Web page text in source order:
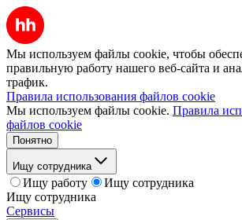
Мы используем файлы cookie, чтобы
правильную работу нашего веб-сайта и
трафик.
Правила использования файлов cookie
Мы используем файлы cookie. Правила
файлов cookie
Понятно
Ищу сотрудника
Ищу работу
Ищу сотрудника
Ищу сотрудника
Сервисы